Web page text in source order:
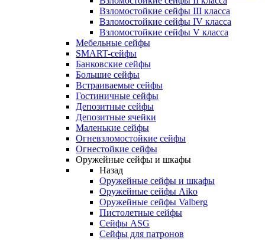
Взломостойкие сейфы III класса
Взломостойкие сейфы IV класса
Взломостойкие сейфы V класса
Мебельные сейфы
SMART-сейфы
Банковские сейфы
Большие сейфы
Встраиваемые сейфы
Гостиничные сейфы
Депозитные сейфы
Депозитные ячейки
Маленькие сейфы
Огневзломостойкие сейфы
Огнестойкие сейфы
Оружейные сейфы и шкафы
Назад
Оружейные сейфы и шкафы
Оружейные сейфы Aiko
Оружейные сейфы Valberg
Пистолетные сейфы
Сейфы ASG
Сейфы для патронов